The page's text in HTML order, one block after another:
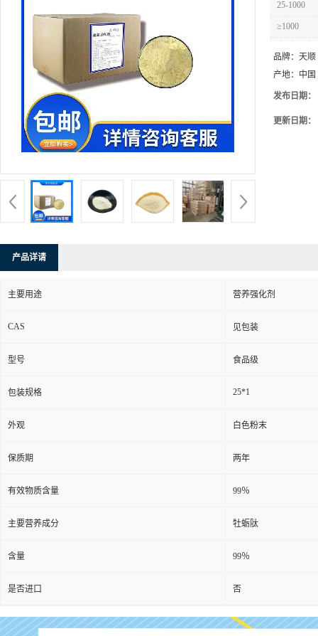
25-1000
≥1000
品牌： 天顺
产地： 中国
发布日期：
更新日期：
产品详请
主要用途 营养强化剂
CAS 见包装
型号 食品级
包装规格 25*1
外观 白色粉末
保质期 两年
有效物质含量 99％
主要营养成分 牡蛎肽
含量 99％
是否进口 否